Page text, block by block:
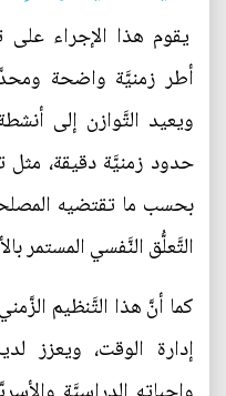
يقوم هذا الإجراء
أطر زمنيَّة واضحة
ويعيد التَّوازن إلى
حدود زمنيَّة دقيقة،
بحسب ما تقتضيه
التَّعلُّق النَّفسي المستمر
كما أنَّ هذا التَّنظيم
إدارة الوقت، ويعزز